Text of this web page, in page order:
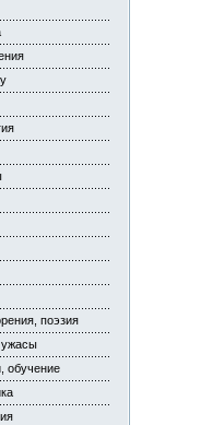
поэзия
ужасы
обучение